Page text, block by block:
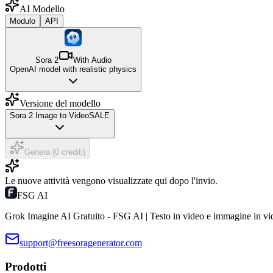
AI Modello
Modulo API
Sora 2
With Audio
OpenAI model with realistic physics
Versione del modello
Sora 2 Image to VideoSALE
Genera (0 crediti)
Le nuove attività vengono visualizzate qui dopo l'invio.
FSG AI
Grok Imagine AI Gratuito - FSG AI | Testo in video e immagine in
support@freesoragenerator.com
Prodotti